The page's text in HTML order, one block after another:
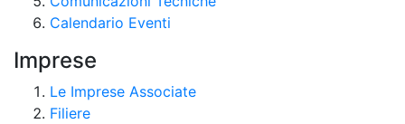
Calendario Eventi
Imprese
Le Imprese Associate
Filiere